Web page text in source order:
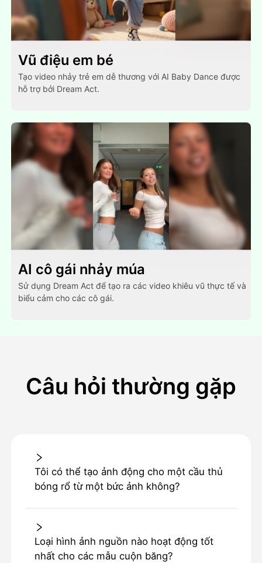
Vũ điệu em bé
Tạo video nhảy trẻ em dễ thương với AI Baby Dance được
hỗ trợ bởi Dream Act.
AI cô gái nhảy múa
Sử dụng Dream Act để tạo ra các video khiêu vũ thực tế và
biểu cảm cho các cô gái.
Câu hỏi thường gặp
Tôi có thể tạo ảnh động cho một cầu thủ
bóng rổ từ một bức ảnh không?
Loại hình ảnh nguồn nào hoạt động tốt
nhất cho các mẫu cuộn băng?